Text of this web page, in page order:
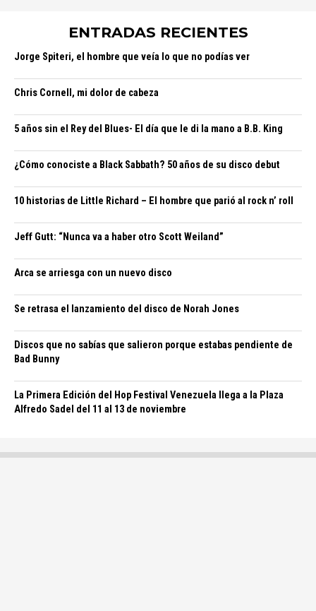
ENTRADAS RECIENTES
Jorge Spiteri, el hombre que veía lo que no podías ver
Chris Cornell, mi dolor de cabeza
5 años sin el Rey del Blues- El día que le di la mano a B.B. King
¿Cómo conociste a Black Sabbath? 50 años de su disco debut
10 historias de Little Richard – El hombre que parió al rock n’ roll
Jeff Gutt: “Nunca va a haber otro Scott Weiland”
Arca se arriesga con un nuevo disco
Se retrasa el lanzamiento del disco de Norah Jones
Discos que no sabías que salieron porque estabas pendiente de
Bad Bunny
La Primera Edición del Hop Festival Venezuela llega a la Plaza
Alfredo Sadel del 11 al 13 de noviembre